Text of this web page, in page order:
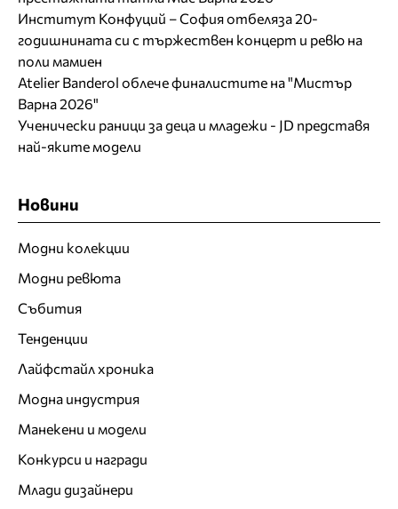
Институт Конфуций – София отбеляза 20-
годишнината си с тържествен концерт и ревю на
поли мамиен
Atelier Banderol облече финалистите на "Мистър
Варна 2026"
Ученически раници за деца и младежи - JD представя
най-яките модели
Новини
Модни колекции
Модни ревюта
Събития
Тенденции
Лайфстайл хроника
Модна индустрия
Манекени и модели
Конкурси и награди
Млади дизайнери